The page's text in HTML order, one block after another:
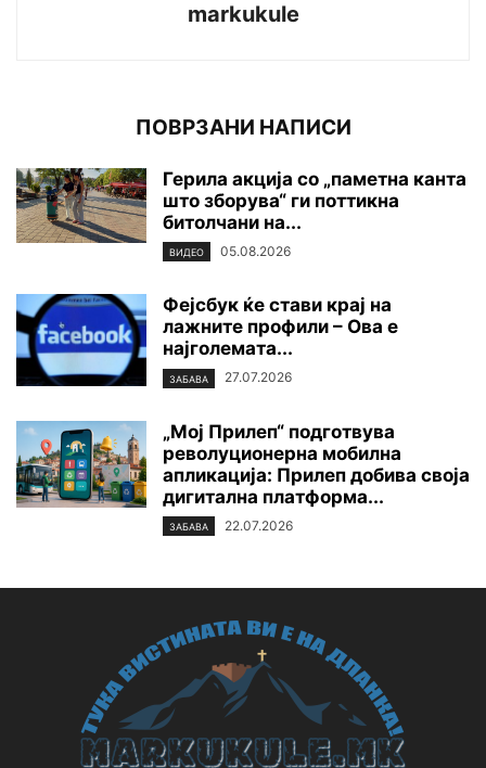
markukule
ПОВРЗАНИ НАПИСИ
Герила акција со „паметна канта
што зборува“ ги поттикна
битолчани на...
ВИДЕО 05.08.2026
Фејсбук ќе стави крај на
лажните профили – Ова е
најголемата...
ЗАБАВА 27.07.2026
„Мој Прилеп“ подготвува
револуционерна мобилна
апликација: Прилеп добива своја
дигитална платформа...
ЗАБАВА 22.07.2026